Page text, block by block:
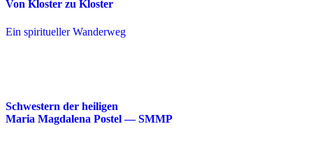
Von Kloster zu Kloster
Ein spiritueller Wanderweg
Schwestern der heiligen
Maria Magdalena Postel — SMMP